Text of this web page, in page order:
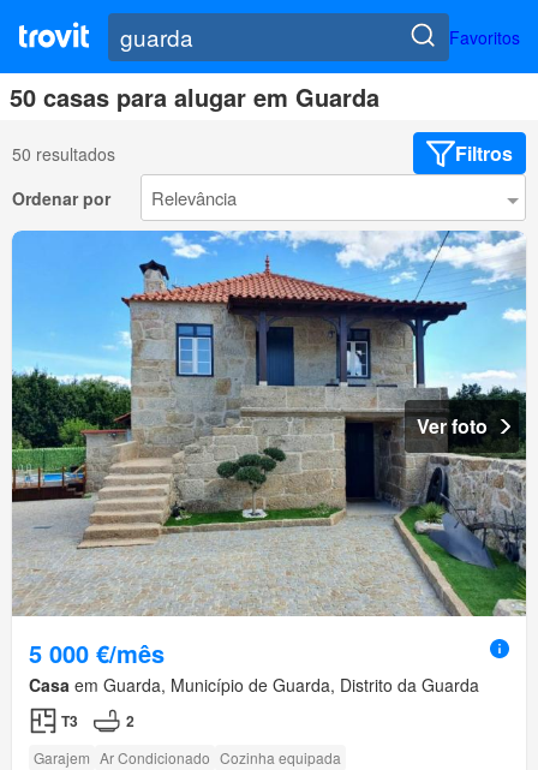
Favoritos
50 casas para alugar em Guarda
50 resultados Filtros
Ordenar por
Ver foto
5 000 €/mês
Casa em Guarda, Município de Guarda, Distrito da Guarda
T3 2
Garajem Ar Condicionado Cozinha equipada